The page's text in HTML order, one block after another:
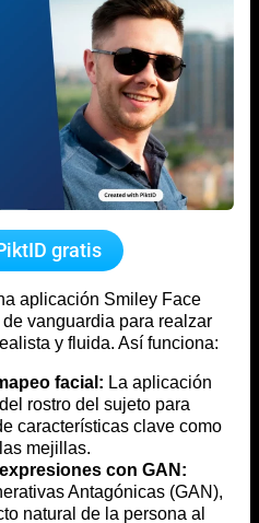
gratis
aplicación Smiley Face
vanguardia para realzar
y fluida. Así funciona:
facial: La aplicación
rostro del sujeto para
características clave como
mejillas.
con GAN:
Antagónicas (GAN),
natural de la persona al